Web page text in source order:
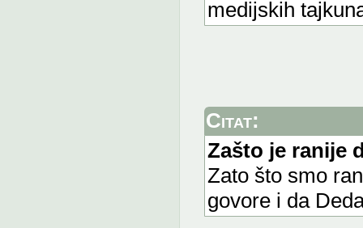
medijskih
Citat:
Zašto je ranije
Zato što smo
govore i da